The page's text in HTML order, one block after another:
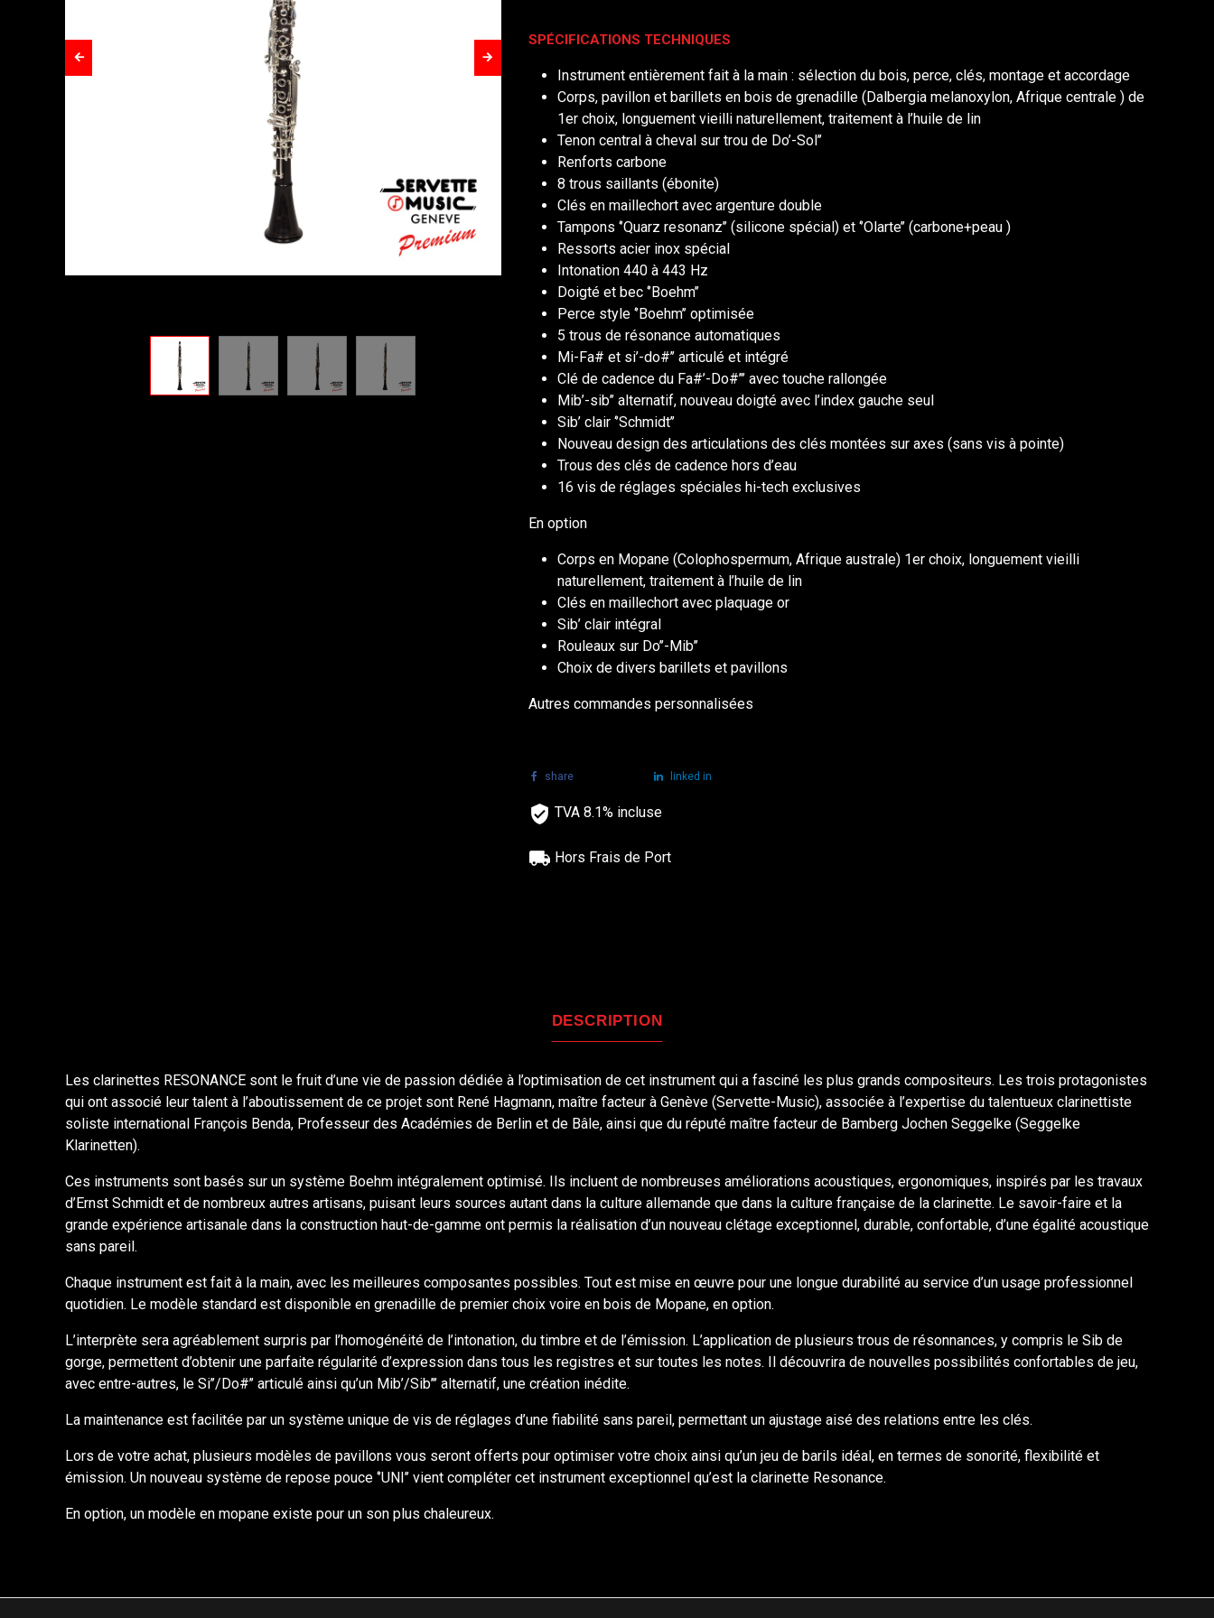
SPÉCIFICATIONS TECHNIQUES
Instrument entièrement fait à la main : sélection du bois, perce, clés, montage et accordage
Corps, pavillon et barillets en bois de grenadille (Dalbergia melanoxylon, Afrique centrale ) de
1er choix, longuement vieilli naturellement, traitement à l’huile de lin
Tenon central à cheval sur trou de Do’-Sol’’
Renforts carbone
8 trous saillants (ébonite)
Clés en maillechort avec argenture double
Tampons ‘’Quarz resonanz’’ (silicone spécial) et ‘’Olarte’’ (carbone+peau )
Ressorts acier inox spécial
Intonation 440 à 443 Hz
Doigté et bec ‘’Boehm’’
Perce style ‘’Boehm’’ optimisée
5 trous de résonance automatiques
Mi-Fa# et si’-do#’’ articulé et intégré
Clé de cadence du Fa#’-Do#’’’ avec touche rallongée
Mib’-sib’’ alternatif, nouveau doigté avec l’index gauche seul
Sib’ clair ‘’Schmidt’’
Nouveau design des articulations des clés montées sur axes (sans vis à pointe)
Trous des clés de cadence hors d’eau
16 vis de réglages spéciales hi-tech exclusives
En option
Corps en Mopane (Colophospermum, Afrique australe) 1er choix, longuement vieilli
naturellement, traitement à l’huile de lin
Clés en maillechort avec plaquage or
Sib’ clair intégral
Rouleaux sur Do’’-Mib’’
Choix de divers barillets et pavillons
Autres commandes personnalisées
share linked in
TVA 8.1% incluse
Hors Frais de Port
DESCRIPTION
Les clarinettes RESONANCE sont le fruit d’une vie de passion dédiée à l’optimisation de cet instrument qui a fasciné les plus grands compositeurs. Les trois protagonistes
qui ont associé leur talent à l’aboutissement de ce projet sont René Hagmann, maître facteur à Genève (Servette-Music), associée à l’expertise du talentueux clarinettiste
soliste international François Benda, Professeur des Académies de Berlin et de Bâle, ainsi que du réputé maître facteur de Bamberg Jochen Seggelke (Seggelke
Klarinetten).
Ces instruments sont basés sur un système Boehm intégralement optimisé. Ils incluent de nombreuses améliorations acoustiques, ergonomiques, inspirés par les travaux
d’Ernst Schmidt et de nombreux autres artisans, puisant leurs sources autant dans la culture allemande que dans la culture française de la clarinette. Le savoir-faire et la
grande expérience artisanale dans la construction haut-de-gamme ont permis la réalisation d’un nouveau clétage exceptionnel, durable, confortable, d’une égalité acoustique
sans pareil.
Chaque instrument est fait à la main, avec les meilleures composantes possibles. Tout est mise en œuvre pour une longue durabilité au service d’un usage professionnel
quotidien. Le modèle standard est disponible en grenadille de premier choix voire en bois de Mopane, en option.
L’interprète sera agréablement surpris par l’homogénéité de l’intonation, du timbre et de l’émission. L’application de plusieurs trous de résonnances, y compris le Sib de
gorge, permettent d’obtenir une parfaite régularité d’expression dans tous les registres et sur toutes les notes. Il découvrira de nouvelles possibilités confortables de jeu,
avec entre-autres, le Si’’/Do#’’ articulé ainsi qu’un Mib’/Sib’’’ alternatif, une création inédite.
La maintenance est facilitée par un système unique de vis de réglages d’une fiabilité sans pareil, permettant un ajustage aisé des relations entre les clés.
Lors de votre achat, plusieurs modèles de pavillons vous seront offerts pour optimiser votre choix ainsi qu’un jeu de barils idéal, en termes de sonorité, flexibilité et
émission. Un nouveau système de repose pouce ‘’UNI’’ vient compléter cet instrument exceptionnel qu’est la clarinette Resonance.
En option, un modèle en mopane existe pour un son plus chaleureux.